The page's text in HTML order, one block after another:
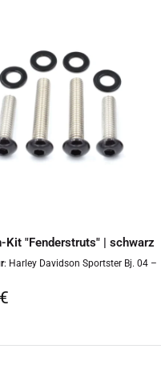
Kit "Fenderstruts" | schwarz
: Harley Davidson Sportster Bj. 04 –